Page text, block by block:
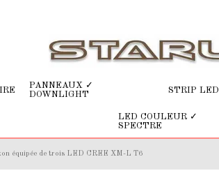
PANNEAUX ✓
DOWNLIGHT
STRIP LED
LED COULEUR ✓
SPECTRE
équipée de trois LED CREE XM-L T6